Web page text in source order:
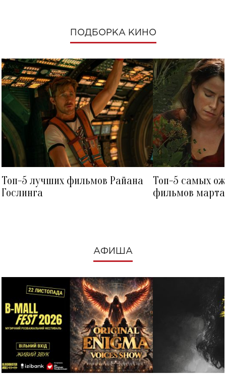
ПОДБОРКА КИНО
Топ-5 лучших фильмов Райана
Гослинга
Топ-5 самых
фильмов
АФИША